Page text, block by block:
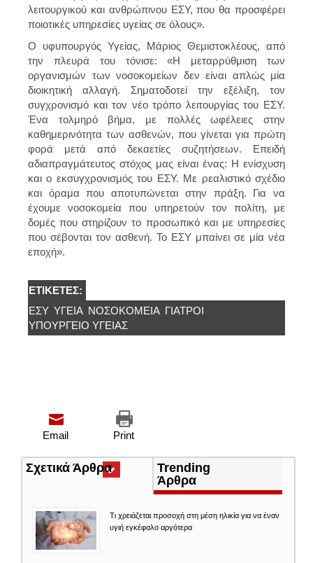
λειτουργικού και ανθρώπινου ΕΣΥ, που θα προσφέρει
ποιοτικές υπηρεσίες υγείας σε όλους».
Ο υφυπουργός Υγείας, Μάριος Θεμιστοκλέους, από
την πλευρά του τόνισε: «Η μεταρρύθμιση των
οργανισμών των νοσοκομείων δεν είναι απλώς μία
διοικητική αλλαγή. Σηματοδοτεί την εξέλιξη, τον
συγχρονισμό και τον νέο τρόπο λειτουργίας του ΕΣΥ.
Ένα τολμηρό βήμα, με πολλές ωφέλειες στην
καθημερινότητα των ασθενών, που γίνεται για πρώτη
φορά μετά από δεκαετίες συζητήσεων. Επειδή
αδιαπραγμάτευτος στόχος μας είναι ένας: Η ενίσχυση
και ο εκσυγχρονισμός του ΕΣΥ. Με ρεαλιστικό σχέδιο
και όραμα που αποτυπώνεται στην πράξη. Για να
έχουμε νοσοκομεία που υπηρετούν τον πολίτη, με
δομές που στηρίζουν το προσωπικό και με υπηρεσίες
που σέβονται τον ασθενή. Το ΕΣΥ μπαίνει σε μία νέα
εποχή».
ΕΤΙΚΈΤΕΣ:
ΕΣΥ ΥΓΕΊΑ ΝΟΣΟΚΟΜΕΊΑ ΓΙΑΤΡΟΊ
ΥΠΟΥΡΓΕΊΟ ΥΓΕΊΑΣ
Print
Email
Σχετικά Άρθρα(ενεργή
καρτέλα)
Trending
Άρθρα
Τι χρειάζεται προσοχή στη μέση ηλικία για να έναν
υγιή εγκέφαλο αργότερα